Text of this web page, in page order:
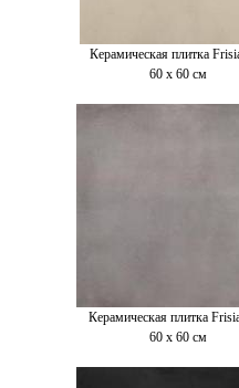
Керамическая плитка
60 x 60 см
Керамическая плитка
60 x 60 см